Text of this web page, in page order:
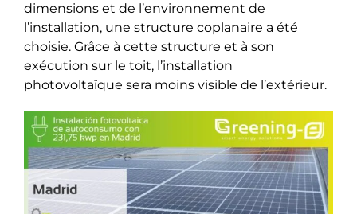
dimensions et de l’environnement de
l’installation, une structure coplanaire a été
choisie. Grâce à cette structure et à son
exécution sur le toit, l’installation
photovoltaïque sera moins visible de l’extérieur.